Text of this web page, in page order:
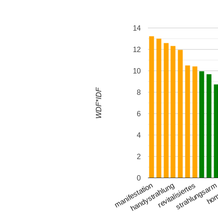
manifestation
handystrahlungrevitalisiertes
strahlungsarm
0
2
4
6
8
10
12
14
WDF*IDF